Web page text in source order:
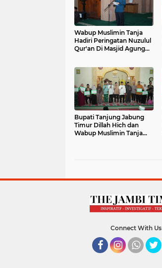
Wabup Muslimin Tanja
Hadiri Peringatan Nuzulul
Qur'an Di Masjid Agung
Bupati Tanjung Jabung
Timur Dillah Hich dan
Wabup Muslimin Tanja
Connect With Us